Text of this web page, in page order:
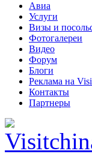
Авиа
Услуги
Визы и
Фотогалереи
Видео
Форум
Блоги
Реклама на
Контакты
Партнеры